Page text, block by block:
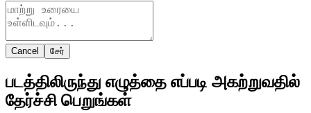
Cancel சேர்
படத்திலிருந்து எழுத்தை எப்படி அகற்றுவதில்
தேர்ச்சி பெறுங்கள்